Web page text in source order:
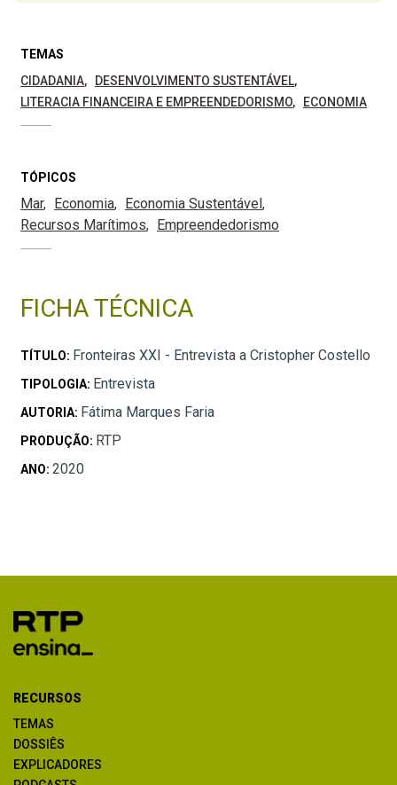
TEMAS
CIDADANIA
DESENVOLVIMENTO SUSTENTÁVEL
LITERACIA FINANCEIRA E EMPREENDEDORISMO
ECONOMIA
TÓPICOS
Mar Economia
Economia Sustentável
Recursos Marítimos
Empreendedorismo
FICHA TÉCNICA
TÍTULO: Fronteiras XXI - Entrevista a Cristopher Costello
TIPOLOGIA: Entrevista
AUTORIA: Fátima Marques Faria
PRODUÇÃO: RTP
ANO: 2020
RECURSOS
TEMAS
DOSSIÊS
EXPLICADORES